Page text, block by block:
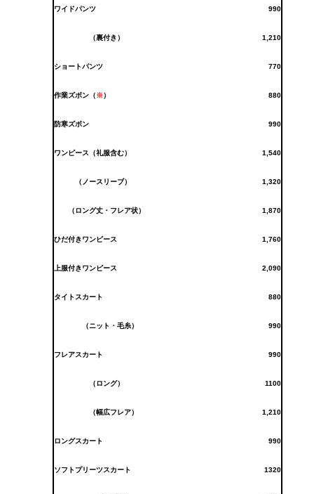
ワイドパンツ 990
（裏付き） 1,210
ショートパンツ 770
作業ズボン （※） 880
防寒ズボン 990
ワンピース（礼服含む） 1,540
（ノースリーブ） 1,320
（ロング丈・フレア状） 1,870
ひだ付きワンピース 1,760
上服付きワンピース 2,090
タイトスカート 880
（ニット・毛糸） 990
フレアスカート 990
（ロング） 1100
（幅広フレア） 1,210
ロングスカート 990
ソフトプリーツスカート 1320